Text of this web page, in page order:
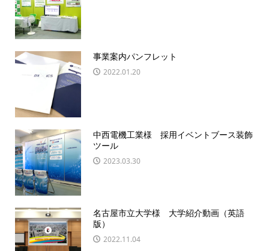
事業案内パンフレット
2022.01.20
中西電機工業様 採用イベントブース装飾
ツール
2023.03.30
名古屋市立大学様 大学紹介動画（英語
版）
2022.11.04